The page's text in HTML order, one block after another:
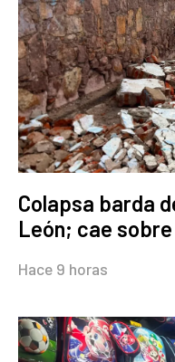
Colapsa barda
León; cae
Hace 9 horas